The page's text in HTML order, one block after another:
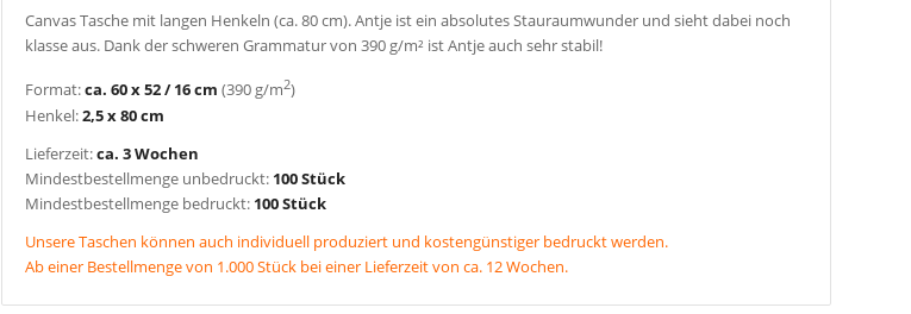
Canvas Tasche mit langen Henkeln (ca. 80 cm). Antje ist ein absolutes Stauraumwunder und sieht dabei noch
klasse aus. Dank der schweren Grammatur von 390 g/m² ist Antje auch sehr stabil!
Format:ca. 60 x 52 / 16 cm (390 g/m2)
Henkel:2,5 x 80 cm
Lieferzeit:ca. 3 Wochen
Mindestbestellmenge unbedruckt: 100 Stück
Mindestbestellmenge bedruckt: 100 Stück
Unsere Taschen können auch individuell produziert und kostengünstiger bedruckt werden.
Ab einer Bestellmenge von 1.000 Stück bei einer Lieferzeit von ca. 12 Wochen.